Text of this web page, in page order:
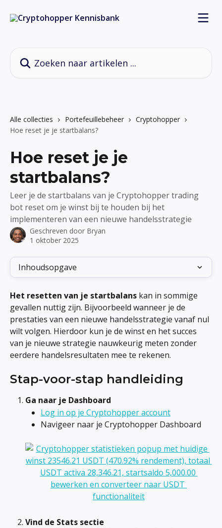
Alle collecties Portefeuillebeheer
Cryptohopper
Hoe reset je je startbalans?
Hoe reset je je
startbalans?
Leer je de startbalans van je Cryptohopper trading
bot reset om je winst bij te houden bij het
implementeren van een nieuwe handelsstrategie
Geschreven door Bryan
1 oktober 2025
Inhoudsopgave
Het resetten van je startbalans kan in sommige
gevallen nuttig zijn. Bijvoorbeeld wanneer je de
prestaties van een nieuwe handelsstrategie vanaf nul
wilt volgen. Hierdoor kun je de winst en het succes
van je nieuwe strategie nauwkeurig meten zonder
eerdere handelsresultaten mee te rekenen.
Stap-voor-stap handleiding
Ga naar je Dashboard
Log in op je Cryptohopper account
Navigeer naar je Cryptohopper Dashboard
Vind de Stats sectie